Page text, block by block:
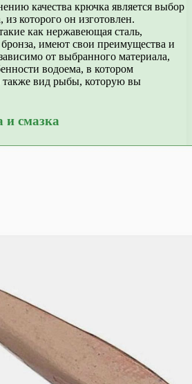
качества крючка является выбор
которого он изготовлен.
как нержавеющая сталь,
бронза, имеют свои преимущества и
от выбранного материала,
водоема, в котором
также вид рыбы, которую вы
и смазка